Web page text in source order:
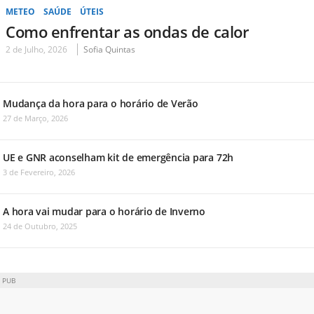
METEO SAÚDE ÚTEIS
Como enfrentar as ondas de calor
2 de Julho, 2026 Sofia Quintas
Mudança da hora para o horário de Verão
27 de Março, 2026
UE e GNR aconselham kit de emergência para 72h
3 de Fevereiro, 2026
A hora vai mudar para o horário de Inverno
24 de Outubro, 2025
PUB